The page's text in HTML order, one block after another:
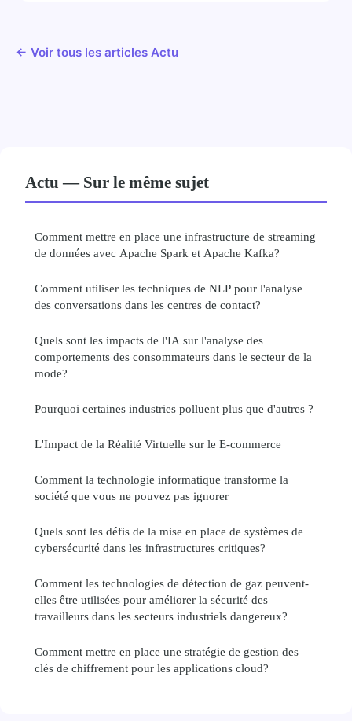
← Voir tous les articles Actu
Actu — Sur le même sujet
Comment mettre en place une infrastructure de streaming
de données avec Apache Spark et Apache Kafka?
Comment utiliser les techniques de NLP pour l'analyse
des conversations dans les centres de contact?
Quels sont les impacts de l'IA sur l'analyse des
comportements des consommateurs dans le secteur de la
mode?
Pourquoi certaines industries polluent plus que d'autres ?
L'Impact de la Réalité Virtuelle sur le E-commerce
Comment la technologie informatique transforme la
société que vous ne pouvez pas ignorer
Quels sont les défis de la mise en place de systèmes de
cybersécurité dans les infrastructures critiques?
Comment les technologies de détection de gaz peuvent-
elles être utilisées pour améliorer la sécurité des
travailleurs dans les secteurs industriels dangereux?
Comment mettre en place une stratégie de gestion des
clés de chiffrement pour les applications cloud?